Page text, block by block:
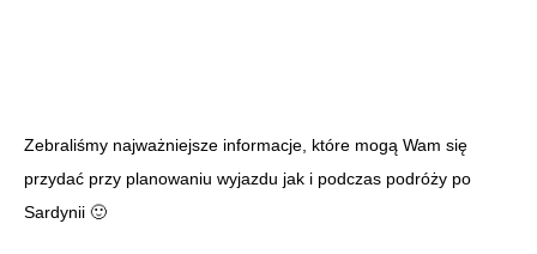
Zebraliśmy najważniejsze informacje, które mogą Wam się
przydać przy planowaniu wyjazdu jak i podczas podróży po
Sardynii 🙂